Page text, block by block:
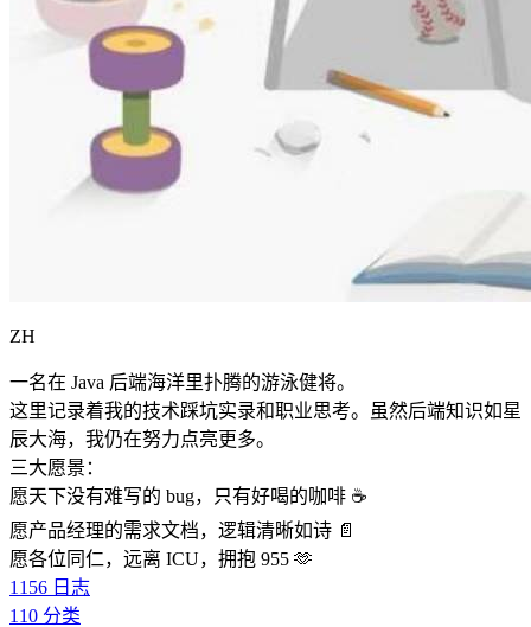
ZH
一名在 Java 后端海洋里扑腾的游泳健将。
这里记录着我的技术踩坑实录和职业思考。虽然后端知识如星
辰大海，我仍在努力点亮更多。
三大愿景：
愿天下没有难写的 bug，只有好喝的咖啡 ☕️
愿产品经理的需求文档，逻辑清晰如诗 📄
愿各位同仁，远离 ICU，拥抱 955 🫶
1156 日志
110 分类